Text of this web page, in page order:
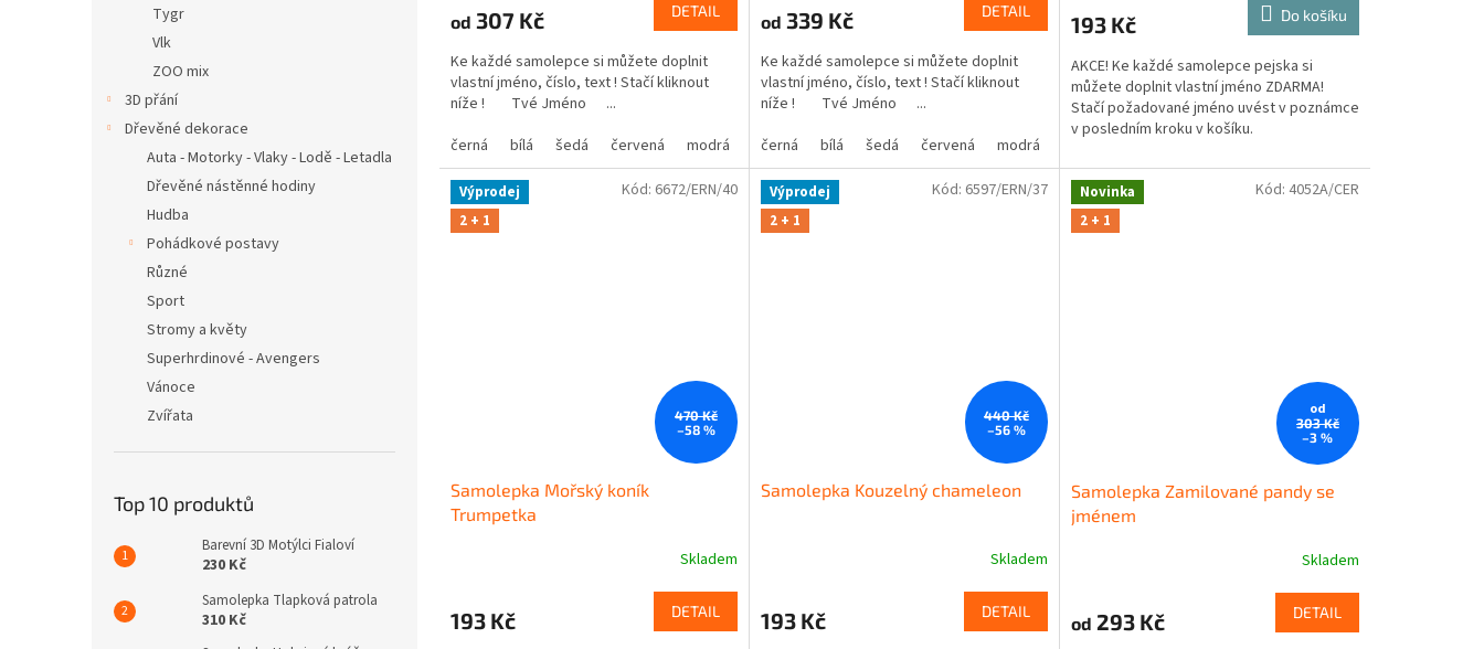
Tygr
Vlk
ZOO mix
3D přání
Dřevěné dekorace
Auta - Motorky - Vlaky - Lodě - Letadla
Dřevěné nástěnné hodiny
Hudba
Pohádkové postavy
Různé
Sport
Stromy a květy
Superhrdinové - Avengers
Vánoce
Zvířata
Top 10 produktů
Barevní 3D Motýlci Fialoví
230 Kč
Samolepka Tlapková patrola
310 Kč
od 307 Kč DETAIL
Ke každé samolepce si můžete doplnit
vlastní jméno, číslo, text ! Stačí kliknout
níže ! Tvé Jméno ...
černá
bílá šedá červená modrá žlutá zelená růžová fialová oranžová
od 339 Kč DETAIL
Ke každé samolepce si můžete doplnit
vlastní jméno, číslo, text ! Stačí kliknout
níže ! Tvé Jméno ...
černá
bílá šedá červená modrá
193 Kč Do košíku
AKCE! Ke každé samolepce pejska si
můžete doplnit vlastní jméno ZDARMA!
Stačí požadované jméno uvést v poznámce
v posledním kroku v košíku.
Výprodej
2 + 1
470 Kč
–58 %
Samolepka Mořský koník
Trumpetka
Skladem
193 Kč DETAIL
Kód: 6672/ERN/40
Výprodej
2 + 1
440 Kč
–56 %
Samolepka Kouzelný chameleon
Skladem
193 Kč DETAIL
Kód: 6597/ERN/37
Novinka
2 + 1
od
303 Kč
–3 %
Samolepka Zamilované pandy se
jménem
Skladem
od 293 Kč DETAIL
Kód: 4052A/CER